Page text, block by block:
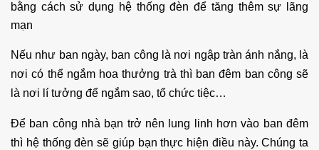
bằng cách sử dụng hệ thống đèn để tăng thêm sự lãng
mạn
Nếu như ban ngày, ban công là nơi ngập tràn ánh nắng, là
nơi có thể ngắm hoa thưởng trà thì ban đêm ban công sẽ
là nơi lí tưởng để ngắm sao, tổ chức tiệc…
Để ban công nhà bạn trở nên lung linh hơn vào ban đêm
thì hệ thống đèn sẽ giúp bạn thực hiện điều này. Chúng ta